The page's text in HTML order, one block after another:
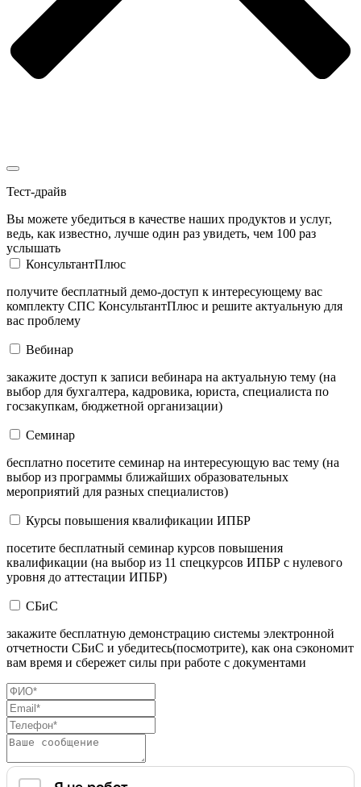
Тест-драйв
Вы можете убедиться в качестве наших продуктов и услуг,
ведь, как известно, лучше один раз увидеть, чем 100 раз
услышать
КонсультантПлюс
получите бесплатный демо-доступ к интересующему вас
комплекту СПС КонсультантПлюс и решите актуальную для
вас проблему
Вебинар
закажите доступ к записи вебинара на актуальную тему (на
выбор для бухгалтера, кадровика, юриста, специалиста по
госзакупкам, бюджетной организации)
Семинар
бесплатно посетите семинар на интересующую вас тему (на
выбор из программы ближайших образовательных
мероприятий для разных специалистов)
Курсы повышения квалификации ИПБР
посетите бесплатный семинар курсов повышения
квалификации (на выбор из 11 спецкурсов ИПБР с нулевого
уровня до аттестации ИПБР)
СБиС
закажите бесплатную демонстрацию системы электронной
отчетности СБиС и убедитесь(посмотрите), как она сэкономит
вам время и сбережет силы при работе с документами